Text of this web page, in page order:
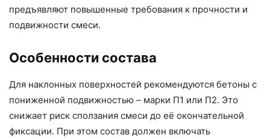
предъявляют повышенные требования к прочности и
подвижности смеси.
Особенности состава
Для наклонных поверхностей рекомендуются бетоны с
пониженной подвижностью – марки П1 или П2. Это
снижает риск сползания смеси до её окончательной
фиксации. При этом состав должен включать